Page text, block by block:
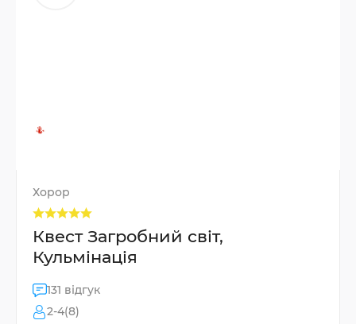
Хорор
Квест Загробний світ,
Кульмінація
131 відгук
2-4(8)